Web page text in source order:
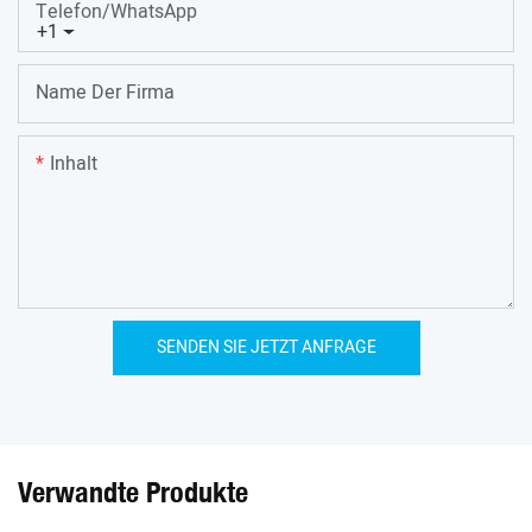
+1
Telefon/WhatsApp
Name Der Firma
Inhalt
SENDEN SIE JETZT ANFRAGE
Verwandte Produkte